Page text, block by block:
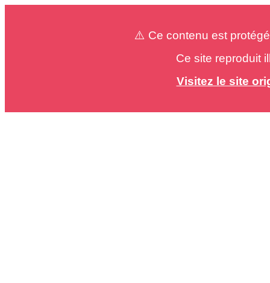
⚠️ Ce contenu est
Ce site reproduit
Visitez le site